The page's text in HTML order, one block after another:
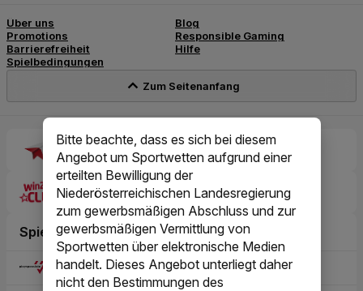
Bitte beachte, dass es sich bei diesem
Angebot um Sportwetten aufgrund einer
erteilten Bewilligung der
Niederösterreichischen Landesregierung
zum gewerbsmäßigen Abschluss und zur
gewerbsmäßigen Vermittlung von
Sportwetten über elektronische Medien
handelt. Dieses Angebot unterliegt daher
nicht den Bestimmungen des